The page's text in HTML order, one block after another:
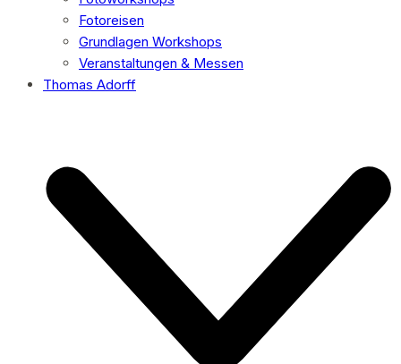
Fotoreisen
Grundlagen Workshops
Veranstaltungen & Messen
Thomas Adorff